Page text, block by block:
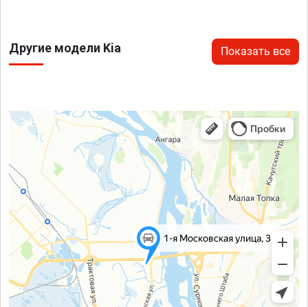
Другие модели Kia Показать все